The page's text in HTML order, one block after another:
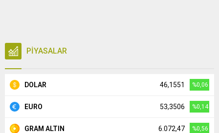
PİYASALAR
DOLAR 46,1551 %0,06
EURO 53,3506 %0,14
GRAM ALTIN 6.072,47 %0,56